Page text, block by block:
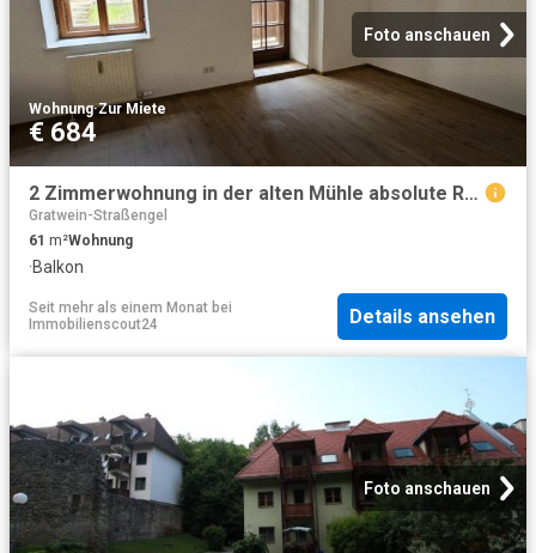
Foto anschauen
Wohnung·Zur Miete
€ 684
2 Zimmerwohnung in der alten Mühle absolute Ruhelage, neben dem Stift Rein
Gratwein-Straßengel
61 m²Wohnung
·Balkon
Seit mehr als einem Monat bei
Immobilienscout24
Details ansehen
Foto anschauen